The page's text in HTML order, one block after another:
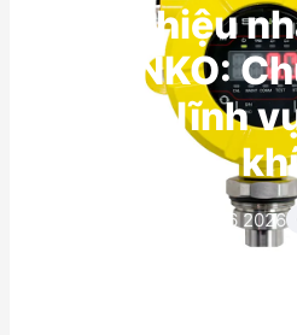
Giới thiệu
SENKO:
trong lĩnh
12 thg 6 2026